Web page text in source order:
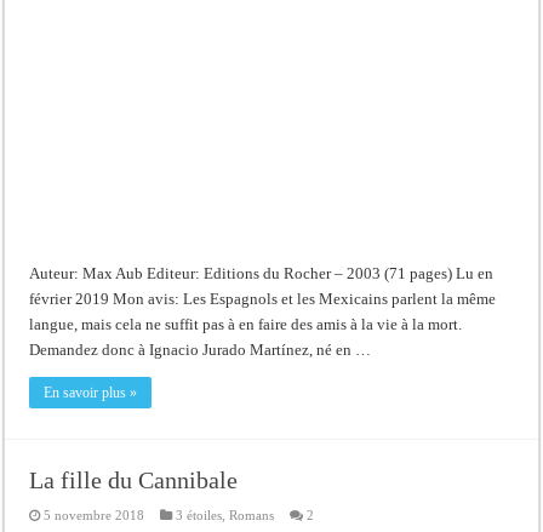
Auteur: Max Aub Editeur: Editions du Rocher – 2003 (71 pages) Lu en
février 2019 Mon avis: Les Espagnols et les Mexicains parlent la même
langue, mais cela ne suffit pas à en faire des amis à la vie à la mort.
Demandez donc à Ignacio Jurado Martínez, né en …
En savoir plus »
La fille du Cannibale
5 novembre 2018 3 étoiles ,Romans 2